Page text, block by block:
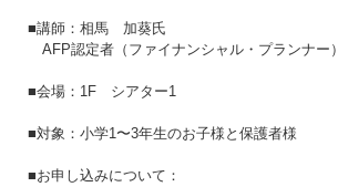
■講師：相馬 加葵氏
AFP認定者（ファイナンシャル・プランナー）
■会場：1F シアター1
■対象：小学1〜3年生のお子様と保護者様
■お申し込みについて：